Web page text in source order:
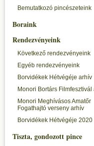
Bemutatkozó pincészeteink
Boraink
Rendezvényeink
Következő rendezvényeink
Egyéb rendezvényeink
Borvidékek Hétvégéje arhív
Monori Bortárs Filmfesztivál
Monori Meghívásos Amatőr
Fogathajtó verseny arhív
Borvidékek Hétvégéje 2020
Tiszta, gondozott pince